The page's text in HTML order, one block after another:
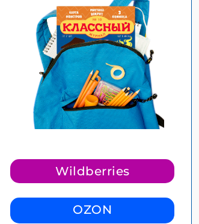
Wildberries
OZON
Получи
Укажите имя